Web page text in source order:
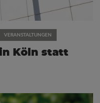
VERANSTALTUNGEN
Köln statt